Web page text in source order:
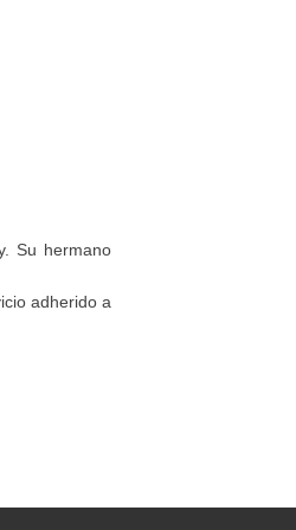
Su hermano
adherido a